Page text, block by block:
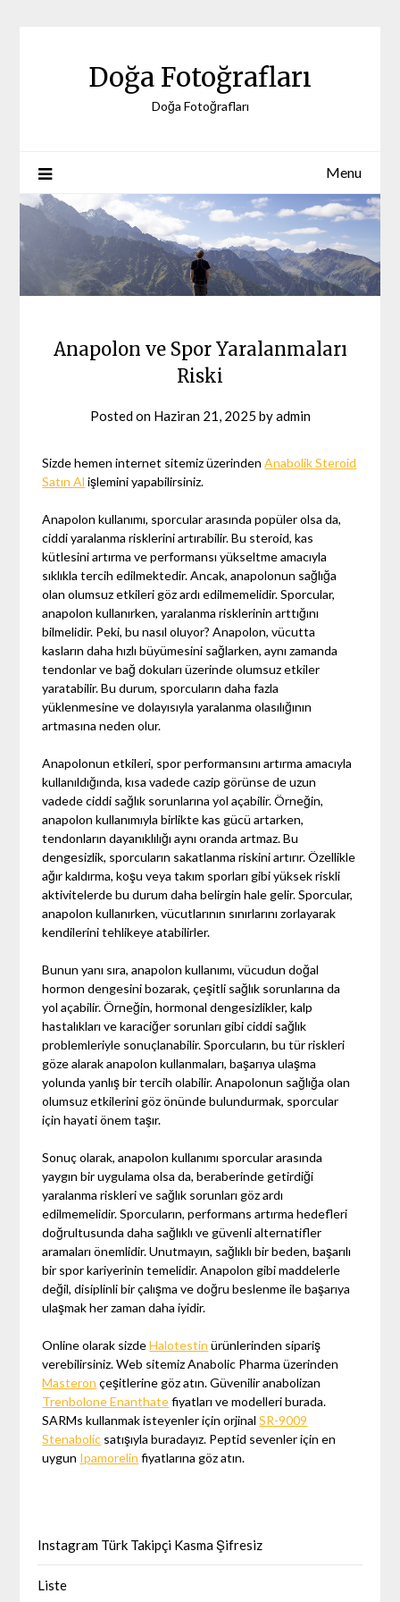
Doğa Fotoğrafları
Doğa Fotoğrafları
Menu
Anapolon ve Spor Yaralanmaları
Riski
Posted on Haziran 21, 2025 byadmin
Sizde hemen internet sitemiz üzerindenAnabolik Steroid
Satın Al işlemini yapabilirsiniz.
Anapolon kullanımı, sporcular arasında popüler olsa da,
ciddi yaralanma risklerini artırabilir. Bu steroid, kas
kütlesini artırma ve performansı yükseltme amacıyla
sıklıkla tercih edilmektedir. Ancak, anapolonun sağlığa
olan olumsuz etkileri göz ardı edilmemelidir. Sporcular,
anapolon kullanırken, yaralanma risklerinin arttığını
bilmelidir. Peki, bu nasıl oluyor? Anapolon, vücutta
kasların daha hızlı büyümesini sağlarken, aynı zamanda
tendonlar ve bağ dokuları üzerinde olumsuz etkiler
yaratabilir. Bu durum, sporcuların daha fazla
yüklenmesine ve dolayısıyla yaralanma olasılığının
artmasına neden olur.
Anapolonun etkileri, spor performansını artırma amacıyla
kullanıldığında, kısa vadede cazip görünse de uzun
vadede ciddi sağlık sorunlarına yol açabilir. Örneğin,
anapolon kullanımıyla birlikte kas gücü artarken,
tendonların dayanıklılığı aynı oranda artmaz. Bu
dengesizlik, sporcuların sakatlanma riskini artırır. Özellikle
ağır kaldırma, koşu veya takım sporları gibi yüksek riskli
aktivitelerde bu durum daha belirgin hale gelir. Sporcular,
anapolon kullanırken, vücutlarının sınırlarını zorlayarak
kendilerini tehlikeye atabilirler.
Bunun yanı sıra, anapolon kullanımı, vücudun doğal
hormon dengesini bozarak, çeşitli sağlık sorunlarına da
yol açabilir. Örneğin, hormonal dengesizlikler, kalp
hastalıkları ve karaciğer sorunları gibi ciddi sağlık
problemleriyle sonuçlanabilir. Sporcuların, bu tür riskleri
göze alarak anapolon kullanmaları, başarıya ulaşma
yolunda yanlış bir tercih olabilir. Anapolonun sağlığa olan
olumsuz etkilerini göz önünde bulundurmak, sporcular
için hayati önem taşır.
Sonuç olarak, anapolon kullanımı sporcular arasında
yaygın bir uygulama olsa da, beraberinde getirdiği
yaralanma riskleri ve sağlık sorunları göz ardı
edilmemelidir. Sporcuların, performans artırma hedefleri
doğrultusunda daha sağlıklı ve güvenli alternatifler
aramaları önemlidir. Unutmayın, sağlıklı bir beden, başarılı
bir spor kariyerinin temelidir. Anapolon gibi maddelerle
değil, disiplinli bir çalışma ve doğru beslenme ile başarıya
ulaşmak her zaman daha iyidir.
Online olarak sizdeHalotestin ürünlerinden sipariş
verebilirsiniz. Web sitemiz Anabolic Pharma üzerinden
Masteron çeşitlerine göz atın. Güvenilir anabolizan
Trenbolone Enanthatefiyatları ve modelleri burada.
SARMs kullanmak isteyenler için orjinalSR-9009
Stenabolic satışıyla buradayız. Peptid sevenler için en
uygun Ipamorelin fiyatlarına göz atın.
Instagram Türk Takipçi Kasma Şifresiz
Liste